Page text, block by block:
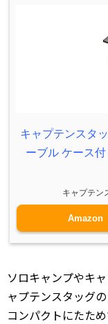
キャプテンスタ
ーブル ケース
キャプテン
Amazon
ソロキャンプやキ
ャプテンスタッグの
コンパクトにたた